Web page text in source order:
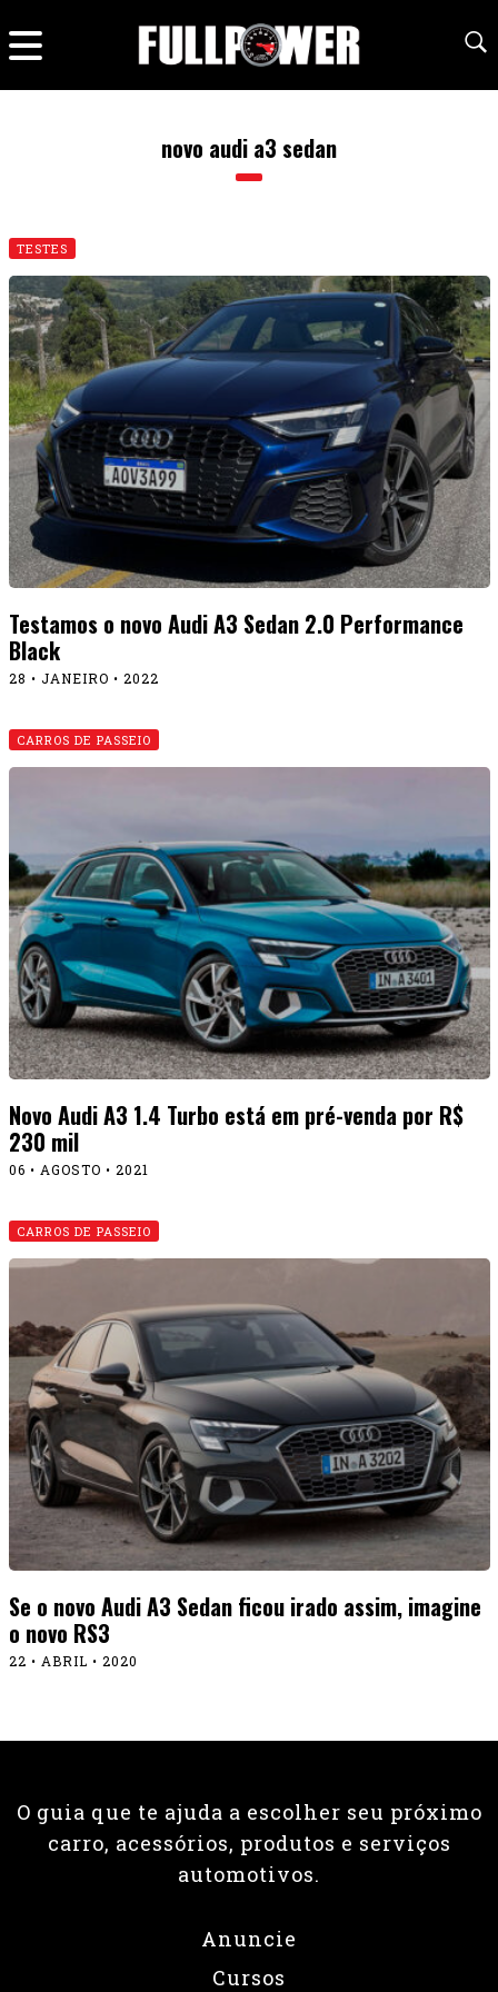
novo audi a3 sedan
TESTES
Testamos o novo Audi A3 Sedan 2.0 Performance
Black
28 • JANEIRO • 2022
CARROS DE PASSEIO
Novo Audi A3 1.4 Turbo está em pré-venda por R$
230 mil
06 • AGOSTO • 2021
CARROS DE PASSEIO
Se o novo Audi A3 Sedan ficou irado assim, imagine
o novo RS3
22 • ABRIL • 2020
O guia que te ajuda a escolher seu próximo
carro, acessórios, produtos e serviços
automotivos.
Anuncie
Cursos